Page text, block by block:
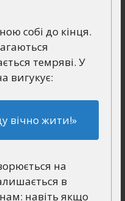
собі до кінця.
темряві. У
вигукує:
вічно жити!»
на
в
навіть якщо